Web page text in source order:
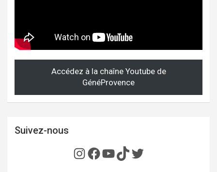
Accédez à la chaîne Youtube de
GénéProvence
Suivez-nous
Instagram
Facebook
YouTube
TikTok
Twitter